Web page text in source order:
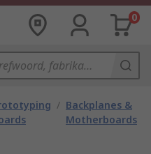
0
/ Backplanes &
Motherboards